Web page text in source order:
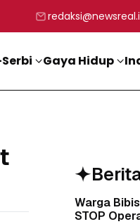
ke-81 Kemerdekaan RI
Kadin Apresiasi
Gaya Hidup
Warga
STOP